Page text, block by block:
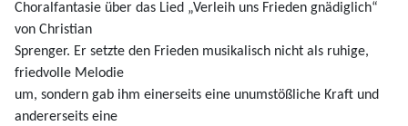
Choralfantasie über das Lied „Verleih uns Frieden gnädiglich“
von Christian
Sprenger. Er setzte den Frieden musikalisch nicht als ruhige,
friedvolle Melodie
um, sondern gab ihm einerseits eine unumstößliche Kraft und
andererseits eine